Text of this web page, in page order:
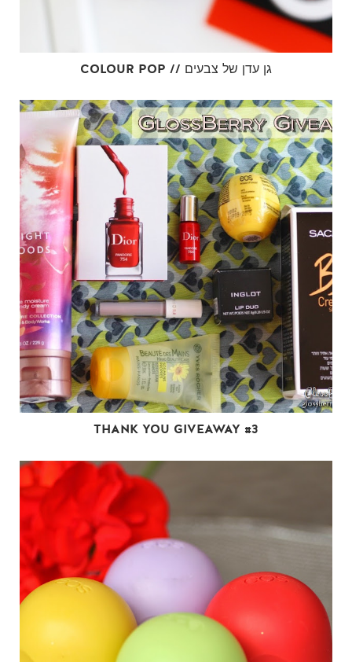
COLOUR POP // גן עדן של צבעים
THANK YOU GIVEAWAY #3